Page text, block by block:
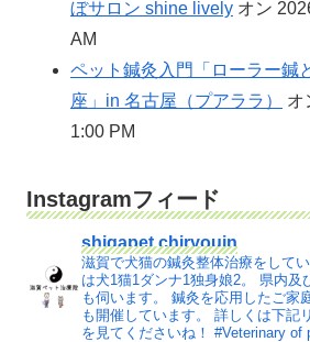
ぼサロン shine lively オン
AM
ペット鍼灸入門「ローラー鍼
座」in 名古屋（プアララ）
オ
1:00 PM
Instagramフィード
shigapet.chiryouin
滋賀で犬猫の鍼灸整体治療をして
は犬1猫1ダンナ1独身娘2。
県内及
も伺います。
鍼灸を応用したご家
も開催しています。
詳しくは下記
を見てくださいね！ #Veterinary of